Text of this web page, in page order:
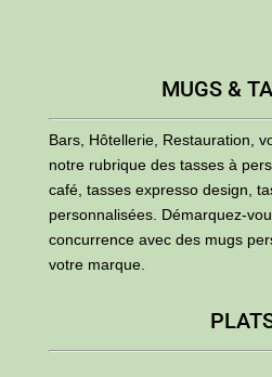
MUGS &
Bars, Hôtellerie, Restauration,
notre rubrique des tasses à
café, tasses expresso design,
personnalisées. Démarquez-
concurrence avec des mugs
votre marque.